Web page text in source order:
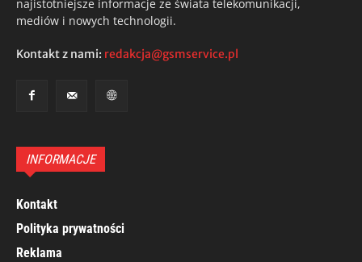
najistotniejsze informacje ze świata telekomunikacji,
mediów i nowych technologii.
Kontakt z nami: redakcja@gsmservice.pl
INFORMACJE
Kontakt
Polityka prywatności
Reklama